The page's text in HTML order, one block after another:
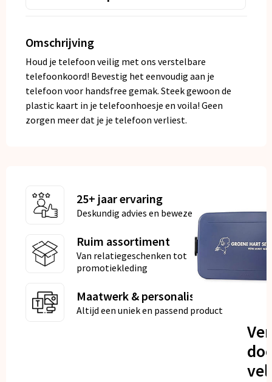
Omschrijving
Houd je telefoon veilig met ons verstelbare
telefoonkoord! Bevestig het eenvoudig aan je
telefoon voor handsfree gemak. Steek gewoon de
plastic kaart in je telefoonhoesje en voila! Geen
zorgen meer dat je je telefoon verliest.
25+ jaar ervaring
Deskundig advies en bewezen kwaliteit
Ruim assortiment
Van relatiegeschenken tot
promotiekleding
Maatwerk & personalisatie
Altijd een uniek en passend product